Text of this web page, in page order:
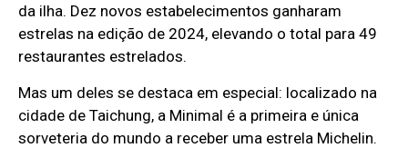
da ilha. Dez novos estabelecimentos ganharam
estrelas na edição de 2024, elevando o total para 49
restaurantes estrelados.
Mas um deles se destaca em especial: localizado na
cidade de Taichung, a Minimal é a primeira e única
sorveteria do mundo a receber uma estrela Michelin.